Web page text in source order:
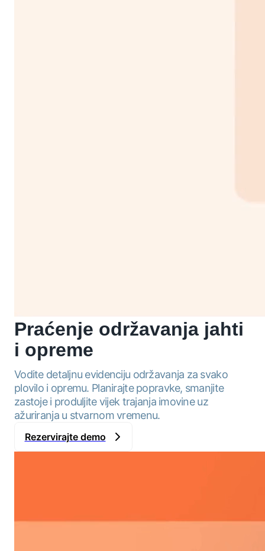
Praćenje održavanja jahti
i opreme
Vodite detaljnu evidenciju održavanja za svako
plovilo i opremu. Planirajte popravke, smanjite
zastoje i produljite vijek trajanja imovine uz
ažuriranja u stvarnom vremenu.
Rezervirajte demo